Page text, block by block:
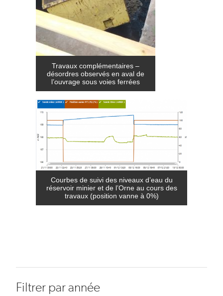
Travaux complémentaires –
désordres observés en aval de
l’ouvrage sous voies ferrées
Courbes de suivi des niveaux d’eau du
réservoir minier et de l’Orne au cours des
travaux (position vanne à 0%)
Filtrer par année